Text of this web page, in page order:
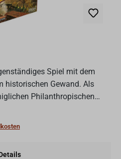
Spiel mit dem
historischen Gewand. Als
Philanthropischen
die Ausbreitung von vier